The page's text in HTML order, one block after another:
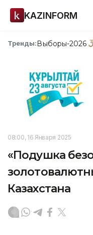
KAZINFORM
Тренды:Выборы-2026
08:00, 16 Января 2025
«Подушка
Казахстана